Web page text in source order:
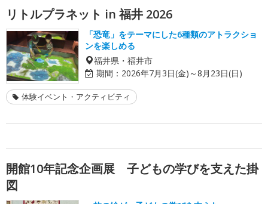
リトルプラネット in 福井 2026
「恐竜」をテーマにした6種類のアトラクショ
ンを楽しめる
福井県・福井市
期間： 2026年7月3日(金)～8月23日(日)
体験イベント・アクティビティ
開館10年記念企画展 子どもの学びを支えた掛
図